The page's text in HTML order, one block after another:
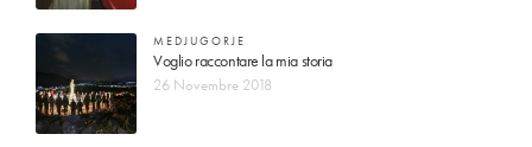
MEDJUGORJE
Voglio raccontare la mia storia
26 Novembre 2018